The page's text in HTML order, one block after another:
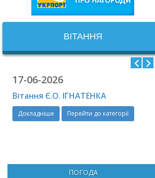
ВІТАННЯ
17-06-2026
Вітання Є.О. ІГНАТЕНКА
Докладніше Перейти до категорії
ПОГОДА